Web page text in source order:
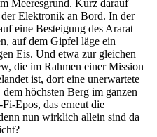
Meeresgrund. Kurz darauf
Elektronik an Bord. In der
eine Besteigung des Ararat
auf dem Gipfel läge ein
Eis. Und etwa zur gleichen
die im Rahmen einer Mission
ist, dort eine unerwartete
höchsten Berg im ganzen
Epos, das erneut die
nun wirklich allein sind da